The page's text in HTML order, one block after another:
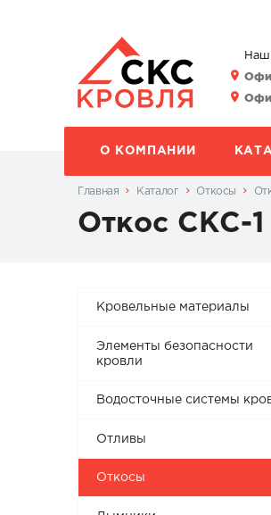
О КОМПАНИИ
Главная Каталог Откосы
Откос СКС-1
Кровельные материалы
Элементы безопасности
кровли
Водосточные системы
Отливы
Откосы